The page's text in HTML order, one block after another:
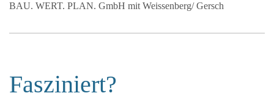
BAU. WERT. PLAN. GmbH mit Weissenberg/ Gersch
Fasziniert?